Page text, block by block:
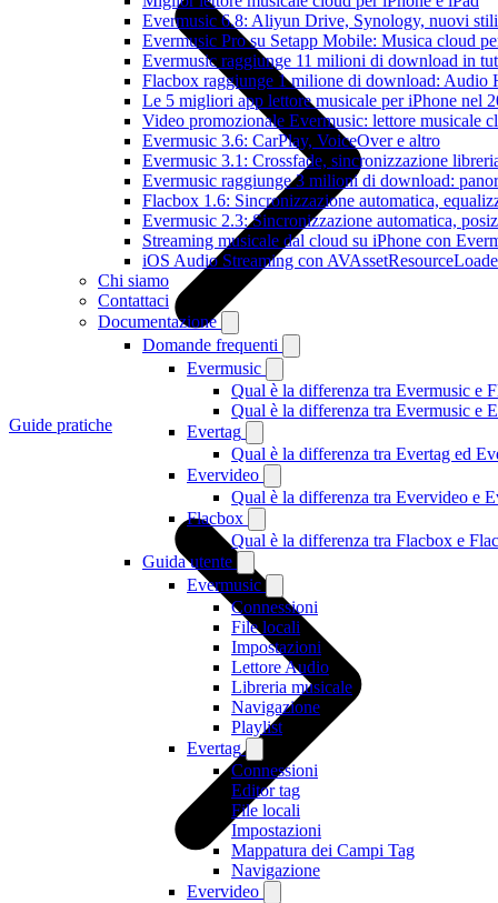
Evermusic 6.8: Aliyun Drive, Synology, nuovi
Evermusic Pro su Setapp Mobile: Musica cloud
Evermusic raggiunge 11 milioni di download in
Flacbox raggiunge 1 milione di download: Audio
Le 5 migliori app lettore musicale per iPhone nel
Video promozionale Evermusic: lettore musicale
Evermusic 3.6: CarPlay, VoiceOver e altro
Evermusic 3.1: Crossfade, sincronizzazione
Evermusic raggiunge 3 milioni di download:
Flacbox 1.6: Sincronizzazione automatica,
Evermusic 2.3: Sincronizzazione automatica,
Streaming musicale dal cloud su iPhone con
iOS Audio Streaming con
Chi siamo
Contattaci
Documentazione
Domande frequenti
Evermusic
Qual è la differenza tra Evermusic e
Qual è la differenza tra Evermusic e
Evertag
Qual è la differenza tra Evertag ed
Evervideo
Qual è la differenza tra Evervideo e
Flacbox
Qual è la differenza tra Flacbox e
Guida utente
Evermusic
Connessioni
File locali
Impostazioni
Lettore Audio
Libreria musicale
Navigazione
Playlist
Evertag
Connessioni
Editor tag
File locali
Impostazioni
Mappatura dei Campi Tag
Navigazione
Evervideo
Guide pratiche